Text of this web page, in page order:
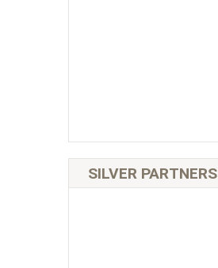
SILVER PARTNERS